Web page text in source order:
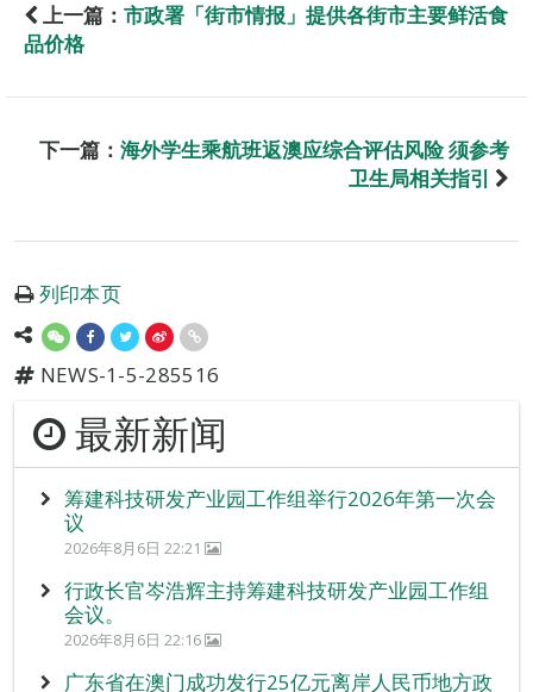
上一篇： 市政署「街市情报」提供各街市主要鲜活食
品价格
下一篇： 海外学生乘航班返澳应综合评估风险 须参考
卫生局相关指引
列印本页
NEWS-1-5-285516
最新新闻
筹建科技研发产业园工作组举行2026年第一次会
议
2026年8月6日 22:21
行政长官岑浩辉主持筹建科技研发产业园工作组
会议。
2026年8月6日 22:16
广东省在澳门成功发行25亿元离岸人民币地方政